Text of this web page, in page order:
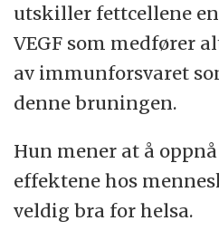
utskiller fettcellene
VEGF som medfører
av immunforsvaret
denne bruningen.
Hun mener at å
effektene hos
veldig bra for helsa.